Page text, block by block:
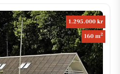
1.295.000 kr
160 m2